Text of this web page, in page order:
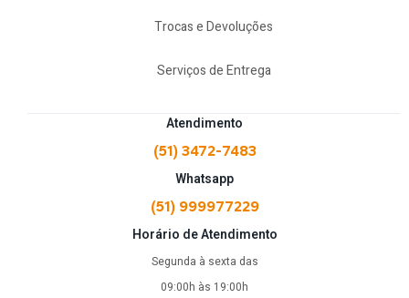
Atendimento
(51) 3472-7483
Whatsapp
(51) 999977229
Horário de Atendimento
Segunda à sexta das
09:00h às 19:00h
Trocas e Devoluções
Serviços de Entrega